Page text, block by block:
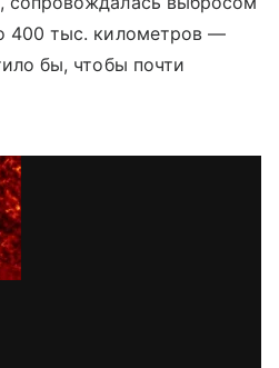
400 тыс. километров —
бы, чтобы почти